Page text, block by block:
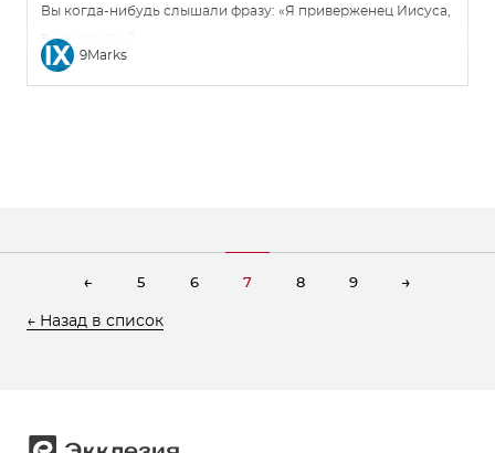
Вы когда-нибудь слышали фразу: «Я приверженец Иисуса,
а не церкви»?
9Marks
← 5 6 7 8 9 →
← Назад в список